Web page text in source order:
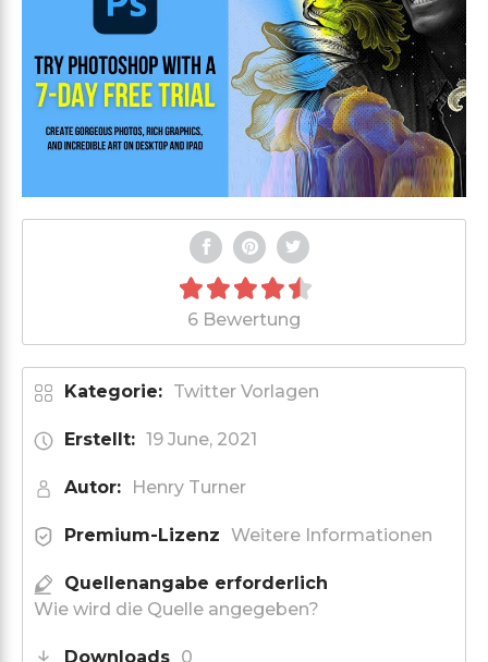
6 Bewertung
Kategorie: Twitter Vorlagen
Erstellt: 19 June, 2021
Autor: Henry Turner
Premium-Lizenz Weitere Informationen
Quellenangabe erforderlich
Wie wird die Quelle angegeben?
Downloads 0